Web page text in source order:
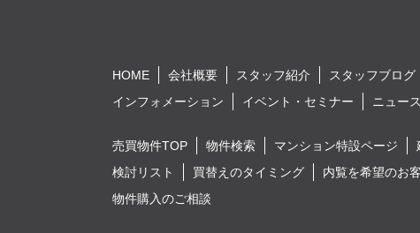
HOME 会社概要 スタッフ紹介
スタッフブログ
インフォメーション
イベント・セミナー ニュー
売買物件TOP 物件検索 マンション特設ページ
検討リスト
買替えのタイミング
内覧を希望のお
物件購入のご相談